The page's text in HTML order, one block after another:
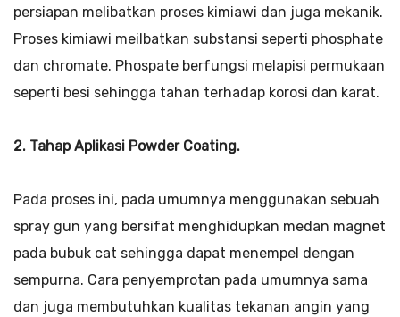
persiapan melibatkan proses kimiawi dan juga mekanik.
Proses kimiawi meilbatkan substansi seperti phosphate
dan chromate. Phospate berfungsi melapisi permukaan
seperti besi sehingga tahan terhadap korosi dan karat.
2. Tahap Aplikasi Powder Coating.
Pada proses ini, pada umumnya menggunakan sebuah
spray gun yang bersifat menghidupkan medan magnet
pada bubuk cat sehingga dapat menempel dengan
sempurna. Cara penyemprotan pada umumnya sama
dan juga membutuhkan kualitas tekanan angin yang